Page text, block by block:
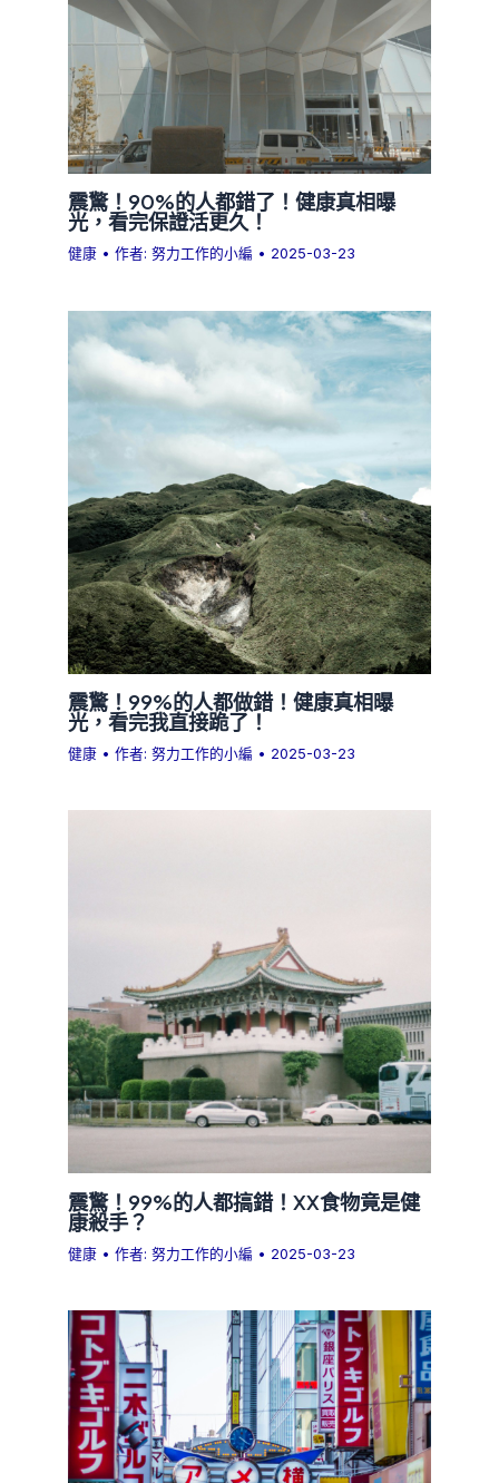
震驚！90%的人都錯了！健康真相曝
光，看完保證活更久！
健康 • 作者:努力工作的小編 • 2025-03-23
震驚！99%的人都做錯！健康真相曝
光，看完我直接跪了！
健康 • 作者:努力工作的小編 • 2025-03-23
震驚！99%的人都搞錯！XX食物竟是健
康殺手？
健康 • 作者:努力工作的小編 • 2025-03-23